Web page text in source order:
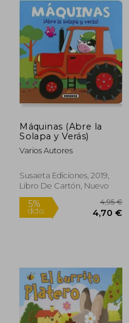
5%
dcto. 4,70
6,95
Rápido
Máquinas (Abre la
Solapa y Verás)
Varios Autores
Susaeta Ediciones, 2019,
Libro De Cartón, Nuevo